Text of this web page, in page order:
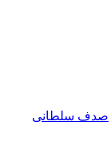
صدف سلطانی